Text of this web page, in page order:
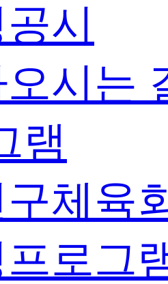
시
시는
램
체육
로그